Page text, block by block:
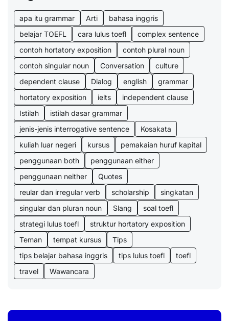
apa itu grammar Arti
bahasa inggris
belajar TOEFL
cara lulus toefl
complex sentence
contoh hortatory exposition
contoh plural noun
contoh singular noun
Conversation
culture
dependent clause
Dialog english
grammar
hortatory exposition
ielts
independent clause
Istilah
istilah dasar grammar
jenis-jenis interrogative sentence
Kosakata
kuliah luar negeri
kursus
pemakaian huruf kapital
penggunaan both
penggunaan either
penggunaan neither
Quotes
reular dan irregular verb
scholarship
singkatan
singular dan pluran noun
Slang
soal toefl
strategi lulus toefl
struktur hortatory exposition
Teman
tempat kursus
Tips
tips belajar bahasa inggris
tips lulus toefl
toefl
travel
Wawancara